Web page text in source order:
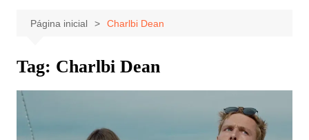
Página inicial Charlbi Dean
Tag: Charlbi Dean